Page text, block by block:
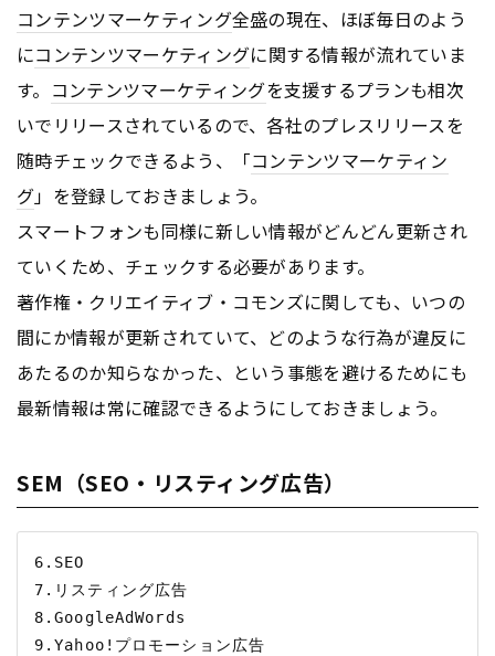
コンテンツマーケティング全盛の現在、ほぼ毎日のよう
にコンテンツマーケティングに関する情報が流れていま
す。 コンテンツマーケティングを支援するプランも相次
いでリリースされているので、各社のプレスリリースを
随時チェックできるよう、「コンテンツマーケティン
グ」を登録しておきましょう。
スマートフォンも同様に新しい情報がどんどん更新され
ていくため、チェックする必要があります。
著作権・クリエイティブ・コモンズに関しても、いつの
間にか情報が更新されていて、どのような行為が違反に
あたるのか知らなかった、という事態を避けるためにも
最新情報は常に確認できるようにしておきましょう。
SEM（SEO・リスティング広告）
6.SEO
7.リスティング広告
8.GoogleAdWords
9.Yahoo!プロモーション広告